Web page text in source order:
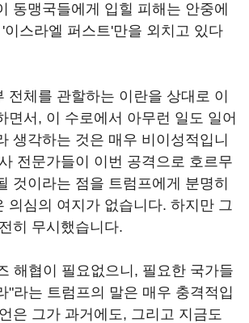
동맹국들에게 입힐 피해는 안중에
이스라엘 퍼스트'만을 외치고 있다
전체를 관할하는 이란을 상대로 이
면서, 이 수로에서 아무런 일도 일어
생각하는 것은 매우 비이성적입니
전문가들이 이번 공격으로 호르무
것이라는 점을 트럼프에게 분명히
의심의 여지가 없습니다. 하지만 그
히 무시했습니다.
해협이 필요없으니, 필요한 국가들
"라는 트럼프의 말은 매우 충격적입
은 그가 과거에도, 그리고 지금도